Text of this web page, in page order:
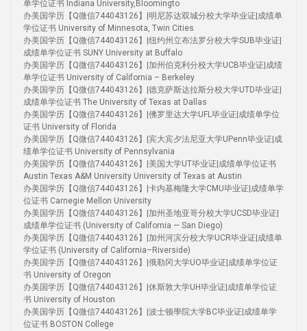
单学位证书 Indiana University,Bloomingto
办美国学历【Q微信744043126】|明尼苏达双城分校大学毕业证|成绩单
学位证书 University of Minnesota, Twin Cities
办美国学历【Q微信744043126】|纽约州立布法罗分校大学SUB毕业证|
成绩单学位证书 SUNY University at Buffalo
办美国学历【Q微信744043126】|加州伯克利分校大学UCB毕业证|成绩
单学位证书 University of California – Berkeley
办美国学历【Q微信744043126】|德克萨斯达拉斯分校大学UTD毕业证|
成绩单学位证书 The University of Texas at Dallas
办美国学历【Q微信744043126】|佛罗里达大学UFL毕业证|成绩单学位
证书 University of Florida
办美国学历【Q微信744043126】|宾大宾夕法尼亚大学UPenn毕业证|成
绩单学位证书 University of Pennsylvania
办美国学历【Q微信744043126】|美国大学UT毕业证|成绩单学位证书
Austin Texas A&M University University of Texas at Austin
办美国学历【Q微信744043126】|卡内基梅隆大学CMU毕业证|成绩单学
位证书 Carnegie Mellon University
办美国学历【Q微信744043126】|加州圣地亚哥分校大学UCSD毕业证|
成绩单学位证书 (University of California — San Diego)
办美国学历【Q微信744043126】|加州河滨分校大学UCR毕业证|成绩单
学位证书 (University of California–Riverside)
办美国学历【Q微信744043126】|俄勒冈大学UO毕业证|成绩单学位证
书 University of Oregon
办美国学历【Q微信744043126】|休斯敦大学UH毕业证|成绩单学位证
书 University of Houston
办美国学历【Q微信744043126】|波士顿學院大学BC毕业证|成绩单学
位证书 BOSTON College